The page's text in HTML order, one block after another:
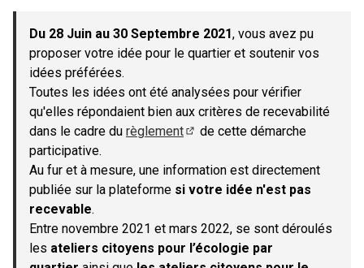
−
Du 28 Juin au 30 Septembre 2021, vous avez pu
proposer votre idée pour le quartier et soutenir vos
idées préférées.
Toutes les idées ont été analysées pour vérifier
qu'elles répondaient bien aux critères de recevabilité
dans le cadre du règlement
de cette démarche
participative.
Au fur et à mesure, une information est directement
publiée sur la plateforme si votre idée n'est pas
recevable.
Entre novembre 2021 et mars 2022, se sont déroulés
les ateliers citoyens pour l’écologie par